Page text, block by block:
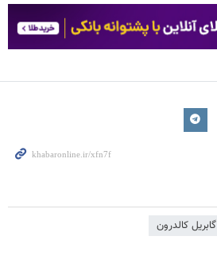
گابریل کالدرون